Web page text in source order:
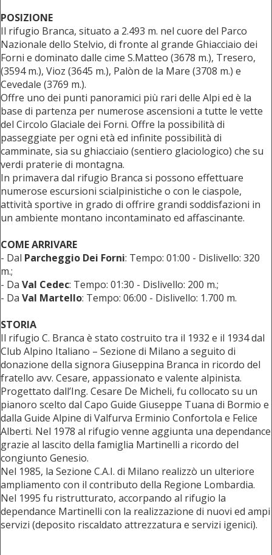
POSIZIONE
Il rifugio Branca, situato a 2.493 m. nel cuore del Parco
Nazionale dello Stelvio, di fronte al grande Ghiacciaio dei
Forni e dominato dalle cime S.Matteo (3678 m.), Tresero,
(3594 m.), Vioz (3645 m.), Palòn de la Mare (3708 m.) e
Cevedale (3769 m.).
Offre uno dei punti panoramici più rari delle Alpi ed è la
base di partenza per numerose ascensioni a tutte le vette
del Circolo Glaciale dei Forni. Offre la possibilità di
passeggiate per ogni età ed infinite possibilità di
camminate, sia su ghiacciaio (sentiero glaciologico) che su
verdi praterie di montagna.
In primavera dal rifugio Branca si possono effettuare
numerose escursioni scialpinistiche o con le ciaspole,
attività sportive in grado di offrire grandi soddisfazioni in
un ambiente montano incontaminato ed affascinante.
COME ARRIVARE
- Dal Parcheggio Dei Forni: Tempo: 01:00 - Dislivello: 320
m.;
- Da Val Cedec: Tempo: 01:30 - Dislivello: 200 m.;
- Da Val Martello: Tempo: 06:00 - Dislivello: 1.700 m.
STORIA
Il rifugio C. Branca è stato costruito tra il 1932 e il 1934 dal
Club Alpino Italiano – Sezione di Milano a seguito di
donazione della signora Giuseppina Branca in ricordo del
fratello avv. Cesare, appassionato e valente alpinista.
Progettato dall’Ing. Cesare De Micheli, fu collocato su un
pianoro scelto dal Capo Guide Giuseppe Tuana di Bormio e
dalla Guide Alpine di Valfurva Erminio Confortola e Felice
Alberti. Nel 1978 al rifugio venne aggiunta una dependance
grazie al lascito della famiglia Martinelli a ricordo del
congiunto Genesio.
Nel 1985, la Sezione C.A.I. di Milano realizzò un ulteriore
ampliamento con il contributo della Regione Lombardia.
Nel 1995 fu ristrutturato, accorpando al rifugio la
dependance Martinelli con la realizzazione di nuovi ed ampi
servizi (deposito riscaldato attrezzatura e servizi igenici).